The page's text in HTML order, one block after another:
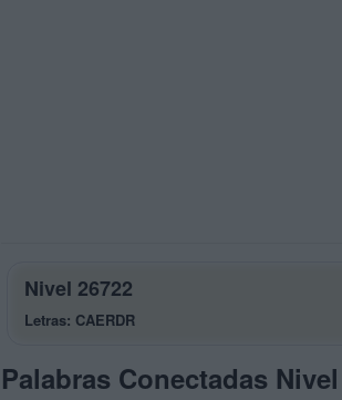
Nivel 26722
Letras: CAERDR
Palabras Conectadas